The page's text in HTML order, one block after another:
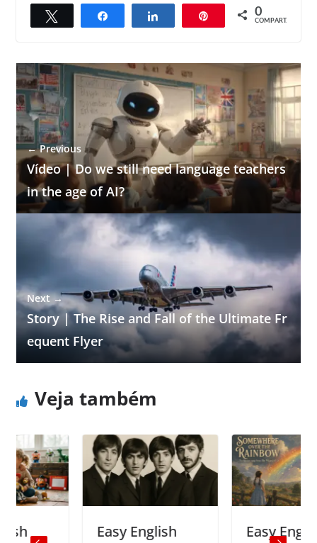
Compartilhar Compartilhar 0
COMPART.
← Previous
Vídeo | Do we still need language teachers
in the age of AI?
Next →
Story | The Rise and Fall of the Ultimate Fr
equent Flyer
Veja também
Easy English
Easy English